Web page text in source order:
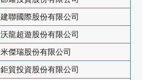
建聯國際股份有限公司
沃龍超遊股份有限公司
米傑瑞股份有限公司
鉅貿投資股份有限公司